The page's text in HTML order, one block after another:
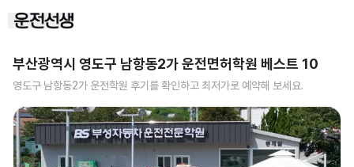
부산광역시 영도구 남항동2가운전면허학원 베스트 10
영도구 남항동2가 운전학원 후기를 확인하고 최저가로 예약해 보세요.